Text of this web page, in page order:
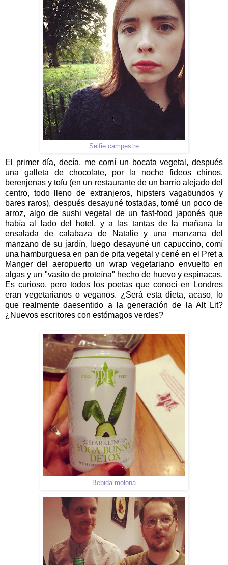
Selfie campestre
El primer día, decía, me comí un bocata vegetal, después
una galleta de chocolate, por la noche fideos chinos,
berenjenas y tofu (en un restaurante de un barrio alejado del
centro, todo lleno de extranjeros, hipsters vagabundos y
bares raros), después desayuné tostadas, tomé un poco de
arroz, algo de sushi vegetal de un fast-food japonés que
había al lado del hotel, y a las tantas de la mañana la
ensalada de calabaza de Natalie y una manzana del
manzano de su jardín, luego desayuné un capuccino, comí
una hamburguesa en pan de pita vegetal y cené en el Pret a
Manger del aeropuerto un wrap vegetariano envuelto en
algas y un "vasito de proteína" hecho de huevo y espinacas.
Es curioso, pero todos los poetas que conocí en Londres
eran vegetarianos o veganos. ¿Será esta dieta, acaso, lo
que realmente daesentido a la generación de la Alt Lit?
¿Nuevos escritores con estómagos verdes?
Bebida molona